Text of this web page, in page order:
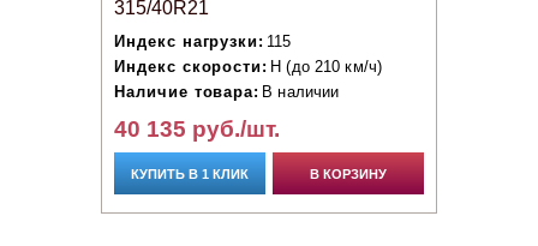
315/40R21
Индекс нагрузки: 115
Индекс скорости: H (до 210 км/ч)
Наличие товара: В наличии
40 135 руб./шт.
КУПИТЬ В 1 КЛИК В КОРЗИНУ